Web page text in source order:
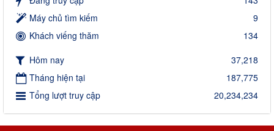
Máy chủ tìm kiếm
9
Khách viếng thăm
134
Hôm nay
37,218
Tháng hiện tại
187,775
Tổng lượt truy cập
20,234,234